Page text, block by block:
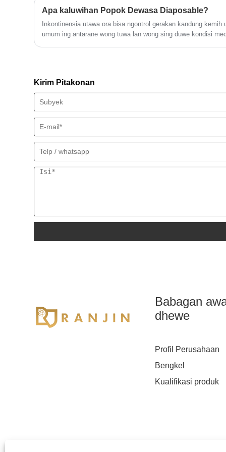
Apa kaluwihan Popok Dewasa Diaposable?
Inkontinensia utawa ora bisa ngontrol gerakan kandung
umum ing antarane wong tuwa lan wong sing duwe kondisi
Kirim Pitakonan
Babagan
dhewe
Profil Perusahaan
Bengkel
Kualifikasi produk